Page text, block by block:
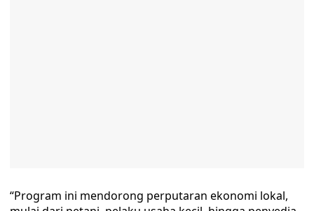
“Program ini mendorong perputaran ekonomi lokal,